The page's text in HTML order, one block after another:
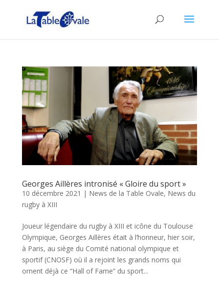
Georges Aillères intronisé « Gloire du sport »
10 décembre 2021 | News de la Table Ovale, News du
rugby à XIII
Joueur légendaire du rugby à XIII et icône du Toulouse
Olympique, Georges Aillères était à l’honneur, hier soir,
à Paris, au siège du Comité national olympique et
sportif (CNOSF) où il a rejoint les grands noms qui
ornent déjà ce “Hall of Fame” du sport...